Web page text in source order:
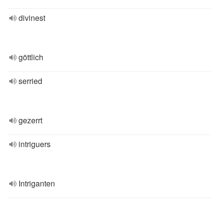
divinest
göttlich
serried
gezerrt
intriguers
Intriganten